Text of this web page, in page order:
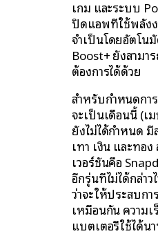
เกม และระบบ
ปิดแอพที่ใช้พลังง
จำเป็นโดยอัตโน
Boost+ ยังสามา
ต้องการได้ด้วย
สำหรับกำหนดกา
จะเป็นเดือนนี้ (เ
ยังไม่ได้กำหนด มี
เทา เงิน และทอ
เวอร์ชันคือ
อีกรุ่นที่ไม่ได้กล่า
ว่าจะให้ประสบก
เหมือนกัน ความเ
แบตเตอรี่ใช้ได้น